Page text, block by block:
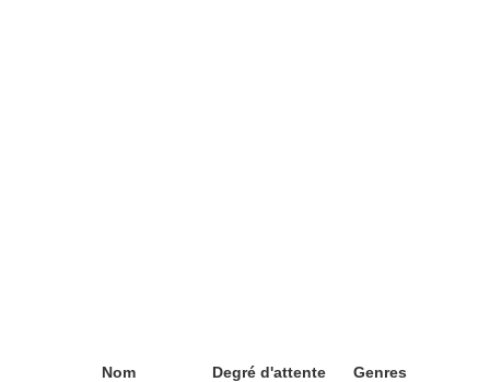
Nom Degré d'attente Genres